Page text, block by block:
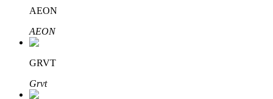
القروض
خدمة الاقتراض المدعومة بالعملات المشفرة
AEON
AEON
GRVT
Grvt